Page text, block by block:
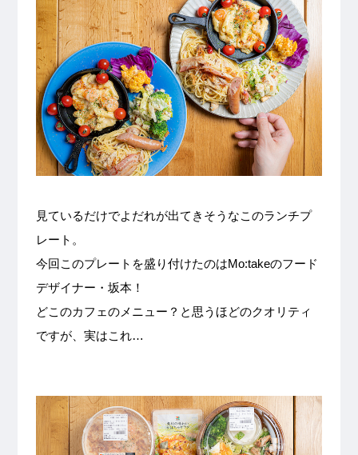
見ているだけでよだれが出てきそうなこのランチプ
レート。
今回このプレートを盛り付けたのはMo:takeのフード
デザイナー・坂本！
どこのカフェのメニュー？と思うほどのクオリティ
ですが、実はこれ…